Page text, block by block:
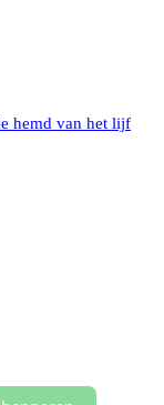
hemd van het lijf